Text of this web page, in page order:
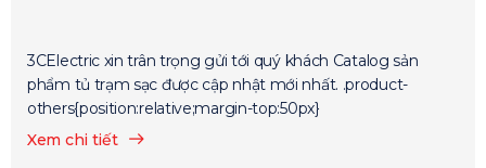
3CElectric xin trân trọng gửi tới quý khách Catalog sản
phẩm tủ trạm sạc được cập nhật mới nhất. .product-
others{position:relative;margin-top:50px}
Xem chi tiết